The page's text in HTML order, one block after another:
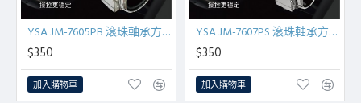
YSA JM-7605PB 滾珠軸承方向盤輔助曼斗(水鑽-黑)
$350
加入購物車
YSA JM-7607PS 滾珠軸承方向盤輔助曼斗(亮銀)
$350
加入購物車